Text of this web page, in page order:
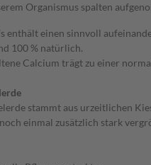
Organismus spalten
enthält einen sinnvoll
100 % natürlich.
Calcium trägt zu einer
stammt aus urzeitlichen
einmal zusätzlich stark